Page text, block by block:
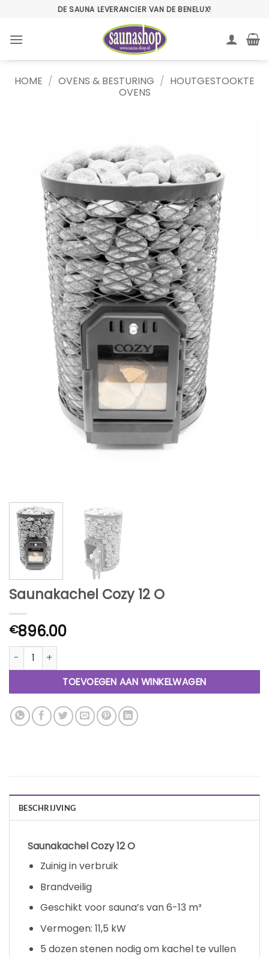
inhoud
DE SAUNA LEVERANCIER VAN DE BENELUX!
HOME / OVENS & BESTURING / HOUTGESTOOKTE
OVENS
Saunakachel Cozy 12 O
€896.00
Saunakachel Cozy 12 O aantal
TOEVOEGEN AAN WINKELWAGEN
BESCHRIJVING
Saunakachel Cozy 12 O
Zuinig in verbruik
Brandveilig
Geschikt voor sauna’s van 6-13 m³
Vermogen: 11,5 kW
5 dozen stenen nodig om kachel te vullen